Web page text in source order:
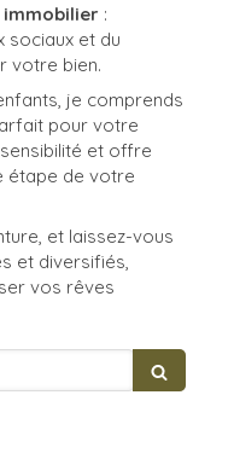
:
sociaux et du
votre bien.
je comprends
pour votre
et offre
étape de votre
et laissez-vous
et diversifiés,
vos rêves